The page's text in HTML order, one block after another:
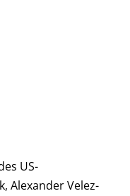
US-
Alexander Velez-